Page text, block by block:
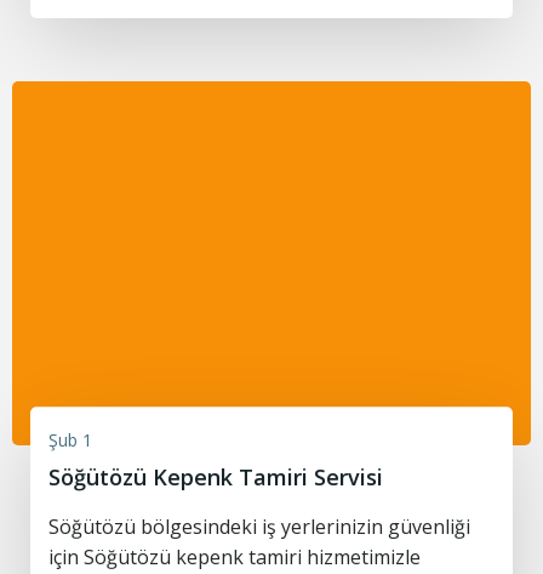
Şub 1
Söğütözü Kepenk Tamiri Servisi
Söğütözü bölgesindeki iş yerlerinizin güvenliği
için Söğütözü kepenk tamiri hizmetimizle